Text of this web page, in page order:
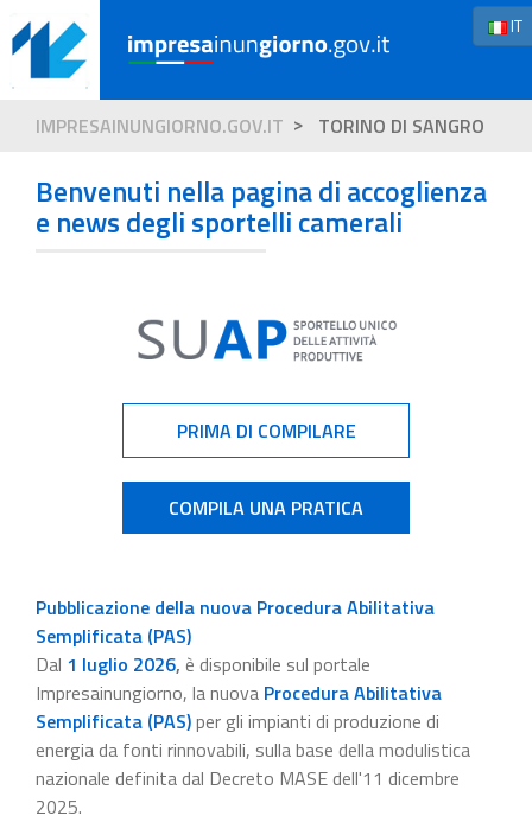
IT
IMPRESAINUNGIORNO.GOV.IT TORINO DI SANGRO
Benvenuti nella pagina di accoglienza
e news degli sportelli camerali
PRIMA DI COMPILARE
COMPILA UNA PRATICA
Pubblicazione della nuova Procedura Abilitativa
Semplificata (PAS)
Dal 1 luglio 2026, è disponibile sul portale
Impresainungiorno, la nuova Procedura Abilitativa
Semplificata (PAS)per gli impianti di produzione di
energia da fonti rinnovabili, sulla base della modulistica
nazionale definita dal Decreto MASE dell'11 dicembre
2025.